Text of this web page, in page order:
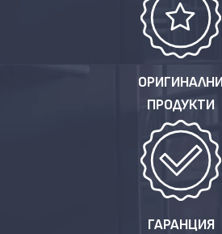
ПРОДУКТИ
ГАРАНЦИЯ